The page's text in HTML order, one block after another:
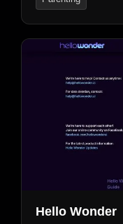
Hello Wonder